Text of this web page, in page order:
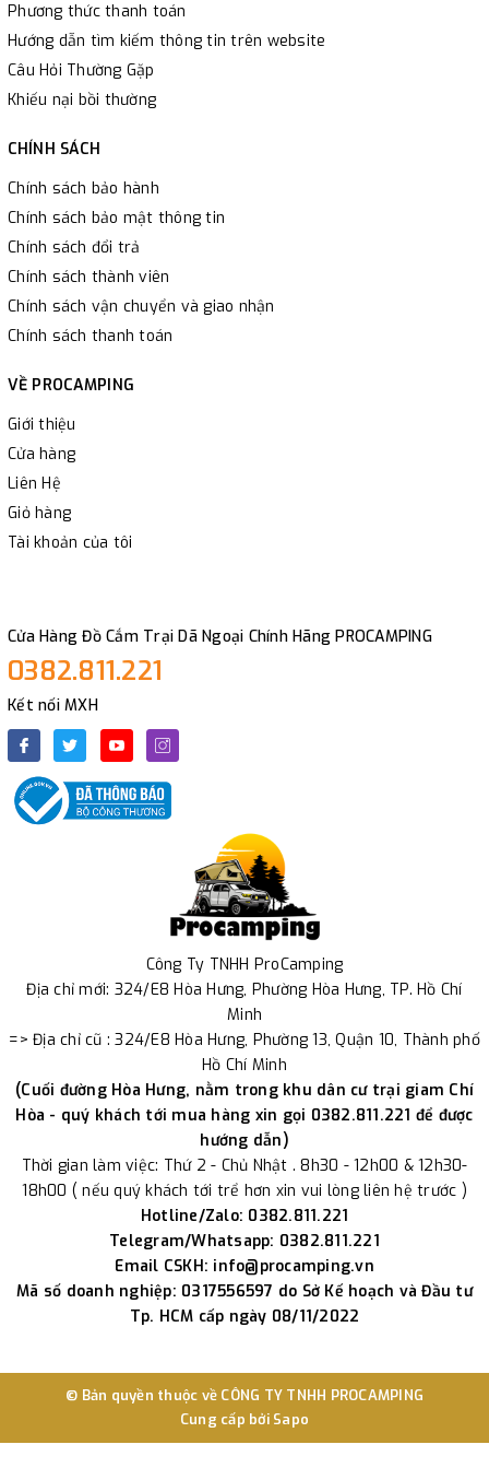
Phương thức thanh toán
Hướng dẫn tìm kiếm thông tin trên website
Câu Hỏi Thường Gặp
Khiếu nại bồi thường
CHÍNH SÁCH
Chính sách bảo hành
Chính sách bảo mật thông tin
Chính sách đổi trả
Chính sách thành viên
Chính sách vận chuyển và giao nhận
Chính sách thanh toán
VỀ PROCAMPING
Giới thiệu
Cửa hàng
Liên Hệ
Giỏ hàng
Tài khoản của tôi
Cửa Hàng Đồ Cắm Trại Dã Ngoại Chính Hãng PROCAMPING
0382.811.221
Kết nối MXH
Công Ty TNHH ProCamping
Địa chỉ mới: 324/E8 Hòa Hưng, Phường Hòa Hưng, TP. Hồ Chí
Minh
=> Địa chỉ cũ : 324/E8 Hòa Hưng, Phường 13, Quận 10, Thành phố
Hồ Chí Minh
(Cuối đường Hòa Hưng, nằm trong khu dân cư trại giam Chí
Hòa - quý khách tới mua hàng xin gọi 0382.811.221 để được
hướng dẫn)
Thời gian làm việc: Thứ 2 - Chủ Nhật . 8h30 - 12h00 & 12h30-
18h00 ( nếu quý khách tới trể hơn xin vui lòng liên hệ trước )
Hotline/Zalo: 0382.811.221
Telegram/Whatsapp: 0382.811.221
Email CSKH: info@procamping.vn
Mã số doanh nghiệp: 0317556597 do Sở Kế hoạch và Đầu tư
Tp. HCM cấp ngày 08/11/2022
© Bản quyền thuộc về CÔNG TY TNHH PROCAMPING
Cung cấp bởi Sapo